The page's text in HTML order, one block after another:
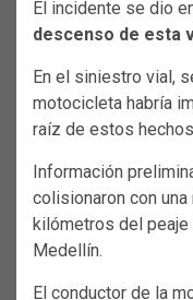
El incidente se dio
descenso de esta
En el siniestro vial,
motocicleta habría
raíz de estos
Información
colisionaron con
kilómetros del peaje
Medellín.
El conductor de la